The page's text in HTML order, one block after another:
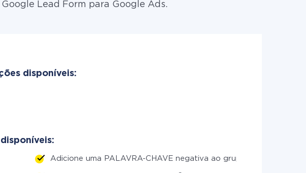
Lead Form para Google Ads.
disponíveis:
Adicione uma PALAVRA-CHAVE negativa ao grupo